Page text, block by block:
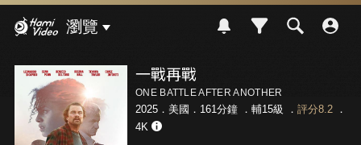
瀏覽
一戰再戰
ONE BATTLE AFTER ANOTHER
2025．美國．161分鐘 ． 輔15級 ． 評分8.2．
4K